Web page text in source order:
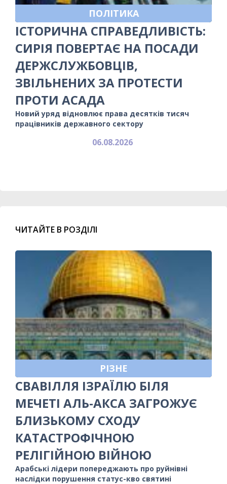
ПОЛІТИКА
ІСТОРИЧНА СПРАВЕДЛИВІСТЬ:
СИРІЯ ПОВЕРТАЄ НА ПОСАДИ
ДЕРЖСЛУЖБОВЦІВ,
ЗВІЛЬНЕНИХ ЗА ПРОТЕСТИ
ПРОТИ АСАДА
Новий уряд відновлює права десятків тисяч
працівників державного сектору
06.08.2026
ЧИТАЙТЕ В РОЗДІЛІ
РІЗНЕ
СВАВІЛЛЯ ІЗРАЇЛЮ БІЛЯ
МЕЧЕТІ АЛЬ-АКСА ЗАГРОЖУЄ
БЛИЗЬКОМУ СХОДУ
КАТАСТРОФІЧНОЮ
РЕЛІГІЙНОЮ ВІЙНОЮ
Арабські лідери попереджають про руйнівні
наслідки порушення статус-кво святині